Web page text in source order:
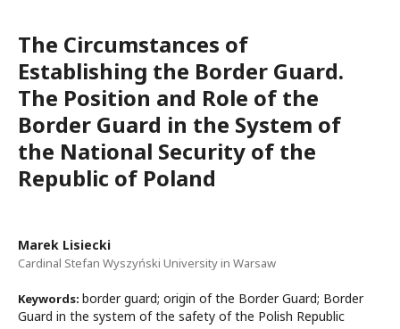
The Circumstances of
Establishing the Border Guard.
The Position and Role of the
Border Guard in the System of
the National Security of the
Republic of Poland
Marek Lisiecki
Cardinal Stefan Wyszyński University in Warsaw
Keywords: border guard; origin of the Border Guard; Border
Guard in the system of the safety of the Polish Republic